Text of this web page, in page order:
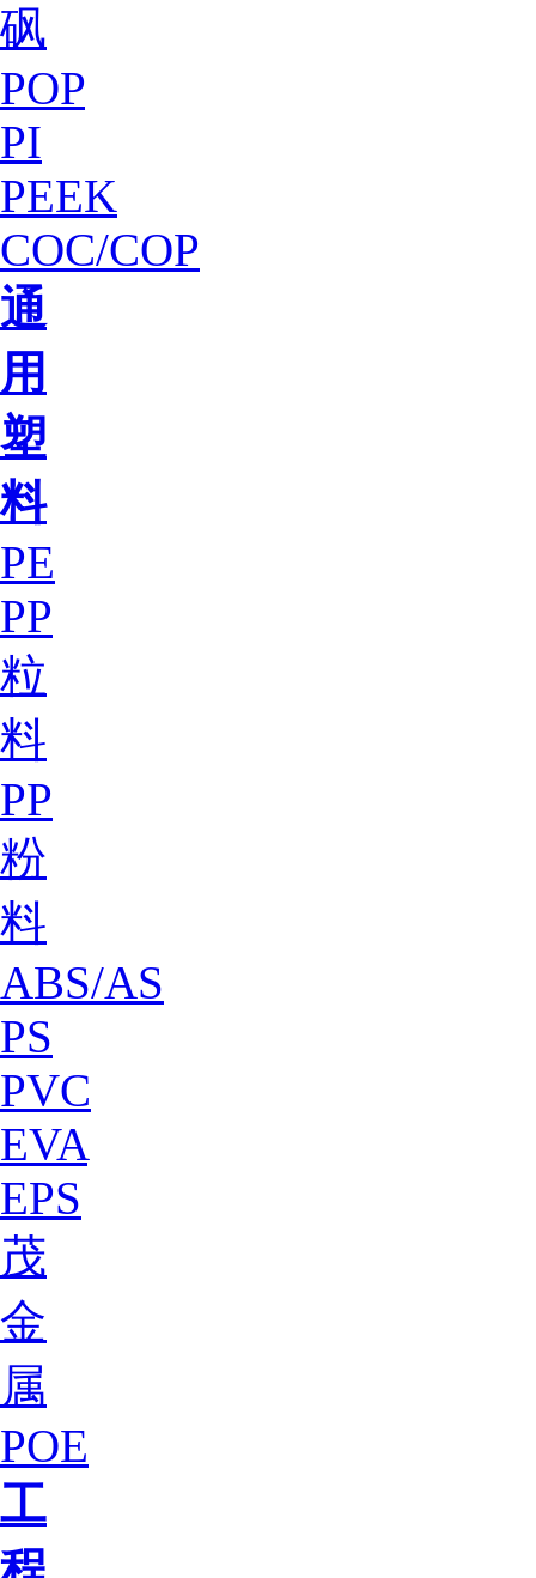
砜
POP
PI
PEEK
COC/COP
通
用
塑
料
PE
PP
粒
料
PP
粉
料
ABS/AS
PS
PVC
EVA
EPS
茂
金
属
POE
工